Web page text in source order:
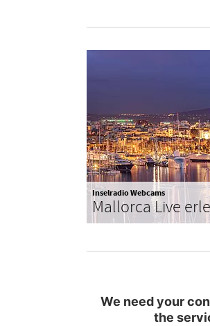
Inselradio Webcams
Mallorca Live
We need your
the